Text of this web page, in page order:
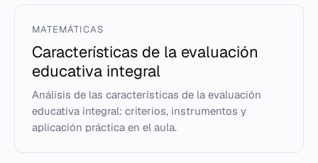
MATEMÁTICAS
Características de la evaluación
educativa integral
Análisis de las características de la evaluación
educativa integral: criterios, instrumentos y
aplicación práctica en el aula.